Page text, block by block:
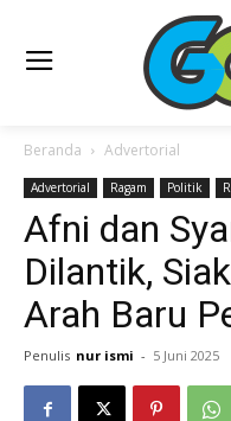
Beranda Advertorial
Advertorial Ragam Politik
Afni dan
Dilantik,
Arah Baru
Penulis nur ismi - 5 Juni 2025